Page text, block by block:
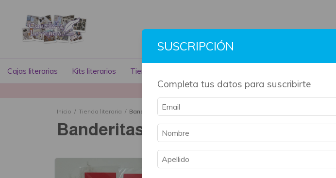
La mayoría de nuestros productos son
Cajas literarias Kits literarios Tienda literaria
Inicio / Tienda literaria / Banderitas - post it
Banderitas - post it
SUSCRIPCIÓN
Completa tus datos para suscribirte